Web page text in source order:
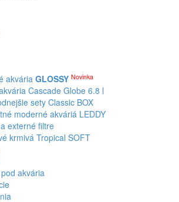
akvária GLOSSY Novinka
Cascade Globe 6.8 l
sety Classic BOX
moderné akváriá LEDDY
externé filtre
krmivá Tropical SOFT
akvária